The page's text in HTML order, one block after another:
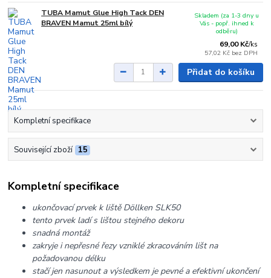
TUBA Mamut Glue High Tack DEN
BRAVEN Mamut 25ml bílý
69,00 Kč/ks
57,02 Kč bez DPH
Skladem (za 1-3 dny u
Vás - popř. ihned k
odběru)
Přidat do košíku
Kompletní specifikace
Související zboží 15
Kompletní specifikace
ukončovací prvek k liště Döllken SLK50
tento prvek ladí s lištou stejného dekoru
snadná montáž
zakryje i nepřesné řezy vzniklé zkracováním lišt na
požadovanou délku
stačí jen nasunout a výsledkem je pevné a efektivní ukončení